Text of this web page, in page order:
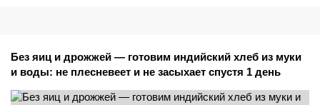
Без яиц и дрожжей — готовим индийский хлеб из муки
и воды: не плесневеет и не засыхает спустя 1 день